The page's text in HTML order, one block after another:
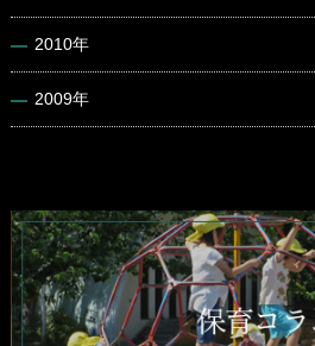
2010年
2009年